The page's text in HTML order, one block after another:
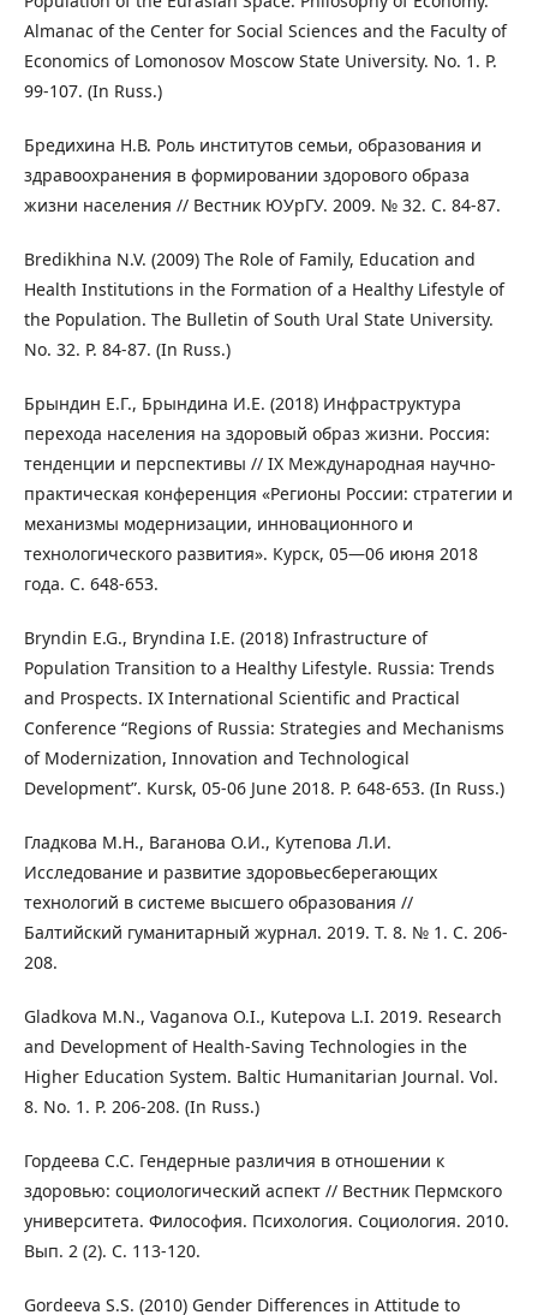
Almanac of the Center for Social Sciences and the Faculty of
Economics of Lomonosov Moscow State University. No. 1. Р.
99-107. (In Russ.)
Бредихина Н.В. Роль институтов семьи, образования и
здравоохранения в формировании здорового образа
жизни населения // Вестник ЮУрГУ. 2009. № 32. С. 84-87.
Bredikhina N.V. (2009) The Role of Family, Education and
Health Institutions in the Formation of a Healthy Lifestyle of
the Population. The Bulletin of South Ural State University.
No. 32. Р. 84-87. (In Russ.)
Брындин Е.Г., Брындина И.Е. (2018) Инфраструктура
перехода населения на здоровый образ жизни. Россия:
тенденции и перспективы // IX Международная научно-
практическая конференция «Регионы России: стратегии и
механизмы модернизации, инновационного и
технологического развития». Курск, 05—06 июня 2018
года. С. 648-653.
Bryndin E.G., Bryndina I.E. (2018) Infrastructure of
Population Transition to a Healthy Lifestyle. Russia: Trends
and Prospects. IX International Scientific and Practical
Conference “Regions of Russia: Strategies and Mechanisms
of Modernization, Innovation and Technological
Development”. Kursk, 05-06 June 2018. P. 648-653. (In Russ.)
Гладкова М.Н., Ваганова О.И., Кутепова Л.И.
Исследование и развитие здоровьесберегающих
технологий в системе высшего образования //
Балтийский гуманитарный журнал. 2019. Т. 8. № 1. С. 206-
208.
Gladkova M.N., Vaganova O.I., Kutepova L.I. 2019. Research
and Development of Health-Saving Technologies in the
Higher Education System. Baltic Humanitarian Journal. Vol.
8. No. 1. P. 206-208. (In Russ.)
Гордеева С.С. Гендерные различия в отношении к
здоровью: социологический аспект // Вестник Пермского
университета. Философия. Психология. Социология. 2010.
Вып. 2 (2). С. 113-120.
Gordeeva S.S. (2010) Gender Differences in Attitude to